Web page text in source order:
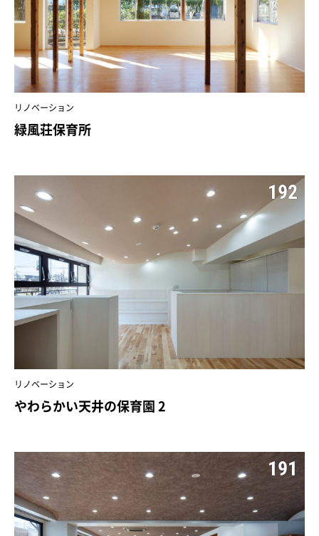
リノベーション
緑風荘保育所
192
リノベーション
やわらかい天井の保育園 2
191